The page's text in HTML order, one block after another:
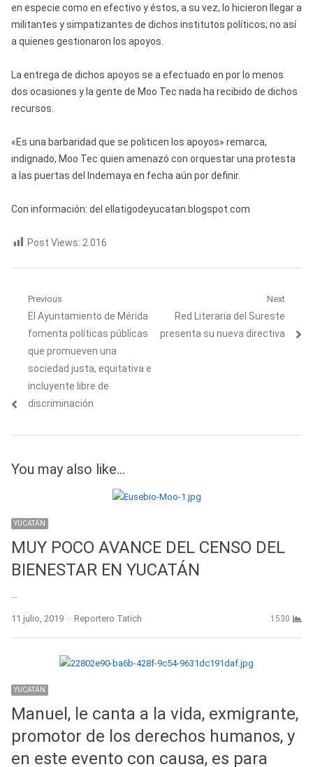
en especie como en efectivo y éstos, a su vez, lo hicieron llegar a
militantes y simpatizantes de dichos institutos políticos; no así
a quienes gestionaron los apoyos.
La entrega de dichos apoyos se a efectuado en por lo menos
dos ocasiones y la gente de Moo Tec nada ha recibido de dichos
recursos.
«Es una barbaridad que se politicen los apoyos» remarca,
indignado, Moo Tec quien amenazó con orquestar una protesta
a las puertas del Indemaya en fecha aún por definir.
Con información: del ellatigodeyucatan.blogspot.com
Post Views: 2.016
Navegación
de
entradas
Previous
Previous
post:
El Ayuntamiento de Mérida
fomenta políticas públicas
que promueven una
sociedad justa, equitativa e
incluyente libre de
discriminación
Next
Next
post:
Red Literaria del Sureste
presenta su nueva directiva
You may also like...
YUCATÁN
MUY POCO AVANCE DEL CENSO DEL
BIENESTAR EN YUCATÁN
11 julio, 2019 Author
Reportero Tatich 1530
YUCATÁN
Manuel, le canta a la vida, exmigrante,
promotor de los derechos humanos, y
en este evento con causa, es para